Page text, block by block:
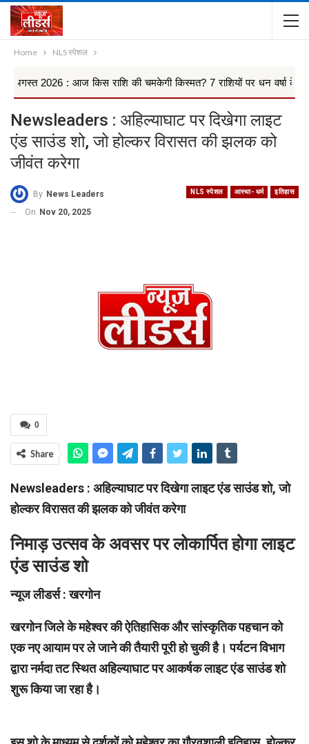
Home NLS स्पेशल
: आज किस राशि की चमकेगी किस्मत? 7 राशियों पर धन वर्षा के योग, किन 4
Newsleaders : अहिल्याघाट पर दिखेगा लाइट
एंड साउंड शो, जो होल्कर विरासत की झलक को
जीवंत करेगा
NLS स्पेशल आस्था- धर्म इतिहास
By News Leaders
On Nov 20, 2025
0
Share
Newsleaders : अहिल्याघाट पर दिखेगा लाइट एंड साउंड शो, जो
होल्कर विरासत की झलक को जीवंत करेगा
निमाड़ उत्सव के अवसर पर लोकार्पित होगा लाइट
एंड साउंड शो
न्यूज लीडर्स : खरगोन
खरगोन जिले के महेश्वर की ऐतिहासिक और सांस्कृतिक पहचान को
एक नए आयाम पर ले जाने की तैयारी पूरी हो चुकी है। पर्यटन विभाग
द्वारा नर्मदा तट स्थित अहिल्याघाट पर आकर्षक लाइट एंड साउंड शो
शुरू किया जा रहा है।